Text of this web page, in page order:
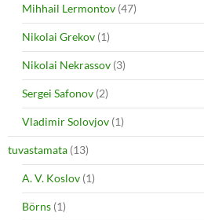
Mihhail Lermontov (47)
Nikolai Grekov (1)
Nikolai Nekrassov (3)
Sergei Safonov (2)
Vladimir Solovjov (1)
tuvastamata (13)
A. V. Koslov (1)
Börns (1)